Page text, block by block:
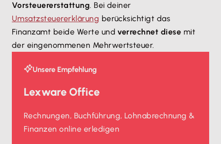
Vorsteuererstattung. Bei deiner
Umsatzsteuererklärung berücksichtigt das
Finanzamt beide Werte undverrechnet diese mit
der eingenommenen Mehrwertsteuer.
Unsere Empfehlung
Lexware Office
Rechnungen, Buchführung, Lohnabrechnung &
Finanzen online erledigen